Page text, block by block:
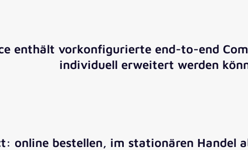
enthält vorkonfigurierte end-to-end
individuell erweitert werden
online bestellen, im stationären Handel